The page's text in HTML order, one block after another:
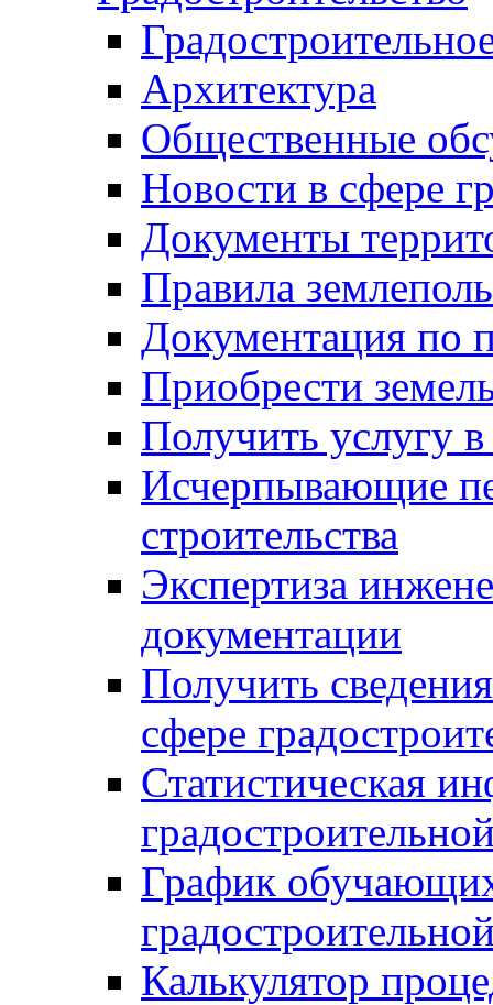
Архитектура
Общественные
Новости в сфере
Документы
Правила
Документация по
Приобрести
Получить услугу в
Исчерпывающие
строительства
Экспертиза
документации
Получить
сфере
Статистическая
График
Калькулятор